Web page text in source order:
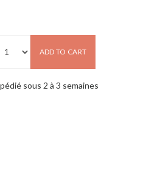
ADD TO CART
sous 2 à 3 semaines